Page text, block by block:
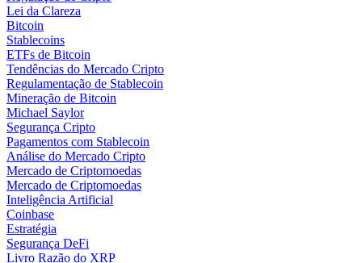
Lei da Clareza
Bitcoin
Stablecoins
ETFs de Bitcoin
Tendências do Mercado Cripto
Regulamentação de Stablecoin
Mineração de Bitcoin
Michael Saylor
Segurança Cripto
Pagamentos com Stablecoin
Análise do Mercado Cripto
Mercado de Criptomoedas
Mercado de Criptomoedas
Inteligência Artificial
Coinbase
Estratégia
Segurança DeFi
Livro Razão do XRP